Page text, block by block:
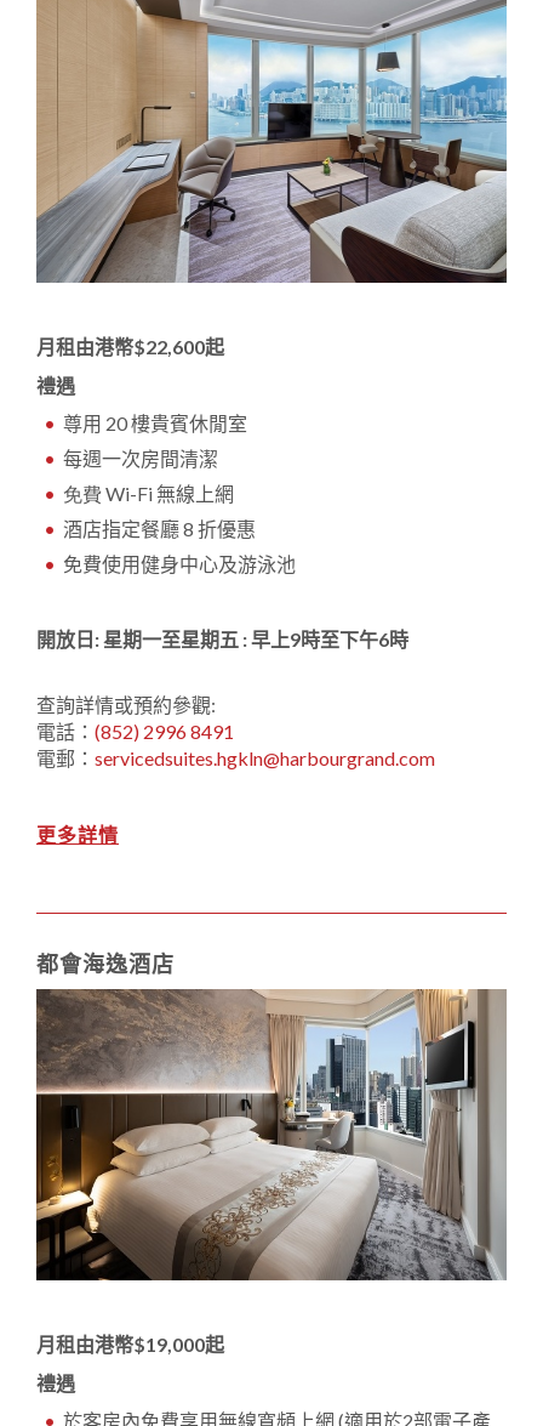
月租由港幣$22,600起
禮遇
尊用 20 樓貴賓休閒室
每週一次房間清潔
免費 Wi-Fi 無線上網
酒店指定餐廳 8 折優惠
免費使用健身中心及游泳池
開放日: 星期一至星期五 : 早上9時至下午6時
查詢詳情或預約參觀:
電話： (852) 2996 8491
電郵： servicedsuites.hgkln@harbourgrand.com
更多詳情
都會海逸酒店
月租由港幣$19,000起
禮遇
於客房內免費享用無線寬頻上網 (適用於2部電子產